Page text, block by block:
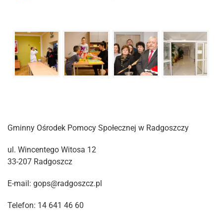
Gminny Ośrodek Pomocy Społecznej w Radgoszczy
ul. Wincentego Witosa 12
33-207 Radgoszcz
E-mail: gops@radgoszcz.pl
Telefon: 14 641 46 60